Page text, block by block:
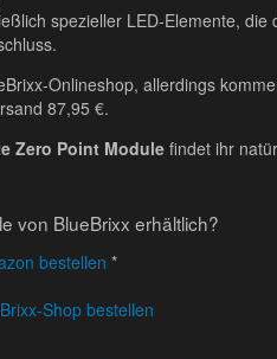
spezieller LED-Elemente,
Onlineshop, allerdings
87,95 €.
Zero Point Modulefindet ihr
von BlueBrixx erhältlich?
bestellen *
Shop bestellen